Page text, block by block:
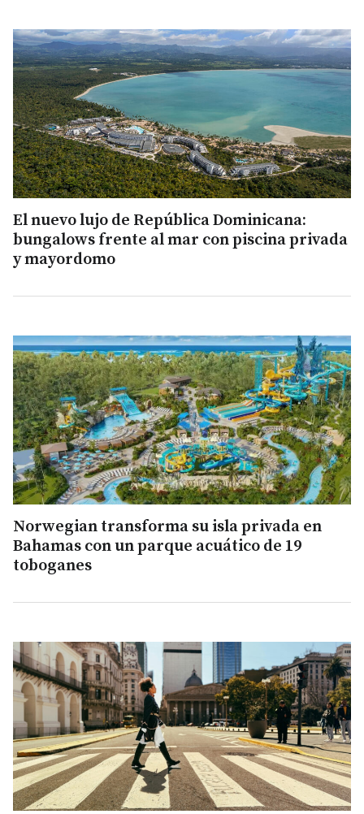
El nuevo lujo de República Dominicana:
bungalows frente al mar con piscina privada
y mayordomo
Norwegian transforma su isla privada en
Bahamas con un parque acuático de 19
toboganes